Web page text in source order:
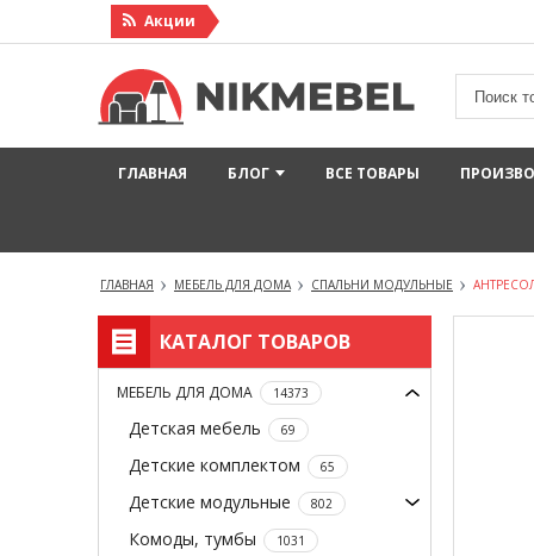
Акции
ГЛАВНАЯ БЛОГ ВСЕ ТОВАРЫ
ГЛАВНАЯ МЕБЕЛЬ ДЛЯ ДОМА СПАЛЬНИ МОДУЛЬНЫЕ
КАТАЛОГ ТОВАРОВ
МЕБЕЛЬ ДЛЯ ДОМА 14373
Детская мебель 69
Детские комплектом 65
Детские модульные 802
Комоды, тумбы 1031